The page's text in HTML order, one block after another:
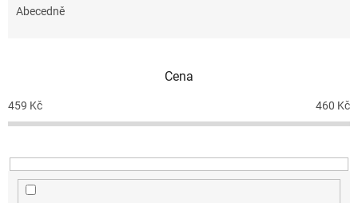
o
d
k
t
Abecedně
Cena
459 Kč 460 Kč